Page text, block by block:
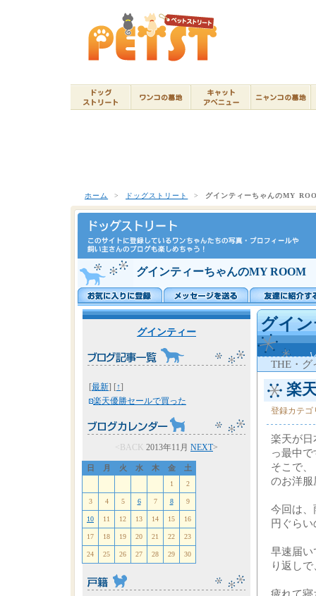
ホーム > ドッグストリート > グインティーちゃんのMY
グインティーちゃんのMY ROOM
グインティー
[最新] [↑]
楽天優勝セールで買った
<BACK 2013年11月 NEXT>
日 月 火 水 木 金 土
1 2
3 4 5 6 7 8 9
10 11 12 13 14 15 16
17 18 19 20 21 22 23
24 25 26 27 28 29 30
グイ
THE・グ
楽
登録カテゴ
楽天が日
っ最中
そこで
のお洋服
今回は、
円ぐら
早速届い
り返し